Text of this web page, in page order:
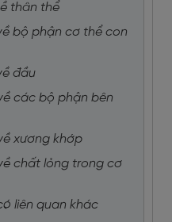
thân thể
bộ phận cơ thể con
đầu
các bộ phận bên
xương khớp
chất lỏng trong cơ
liên quan khác